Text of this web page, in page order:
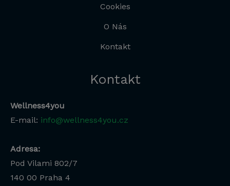
Cookies
O Nás
Kontakt
Kontakt
Wellness4you
E-mail: info@wellness4you.cz
Adresa:
Pod Vilami 802/7
140 00 Praha 4